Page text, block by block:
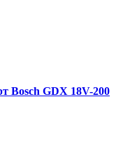
Bosch GDX 18V-200